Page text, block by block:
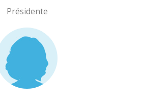
Présidente